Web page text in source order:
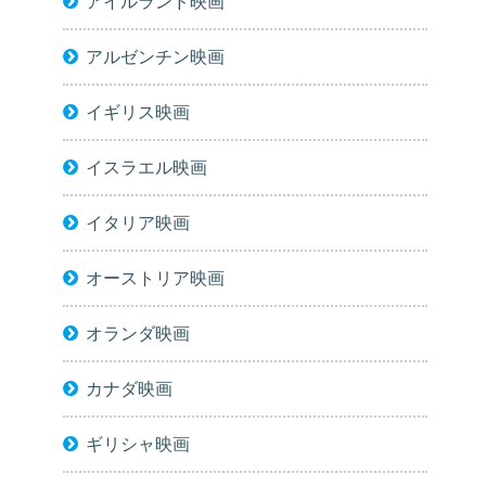
アルゼンチン映画
イギリス映画
イスラエル映画
イタリア映画
オーストリア映画
オランダ映画
カナダ映画
ギリシャ映画